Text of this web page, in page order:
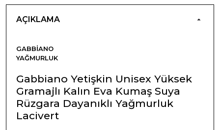
AÇIKLAMA
GABBIANO
YAĞMURLUK
Gabbiano Yetişkin Unisex Yüksek
Gramajlı Kalın Eva Kumaş Suya
Rüzgara Dayanıklı Yağmurluk
Lacivert